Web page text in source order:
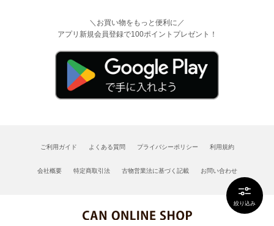
絞り込み
＼お買い物をもっと便利に／
アプリ新規会員登録で100ポイントプレゼント！
ご利用ガイド よくある質問 プライバシーポリシー 利用規約
会社概要 特定商取引法 古物営業法に基づく記載 お問い合わせ